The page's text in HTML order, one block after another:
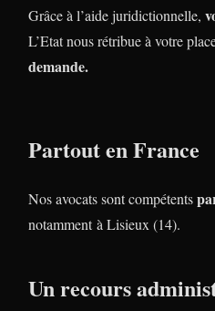
Grâce à l’aide juridictionnelle,
L’Etat nous rétribue à votre
demande.
Partout en France
Nos avocats sont compétents
notamment à Lisieux (14).
Un recours